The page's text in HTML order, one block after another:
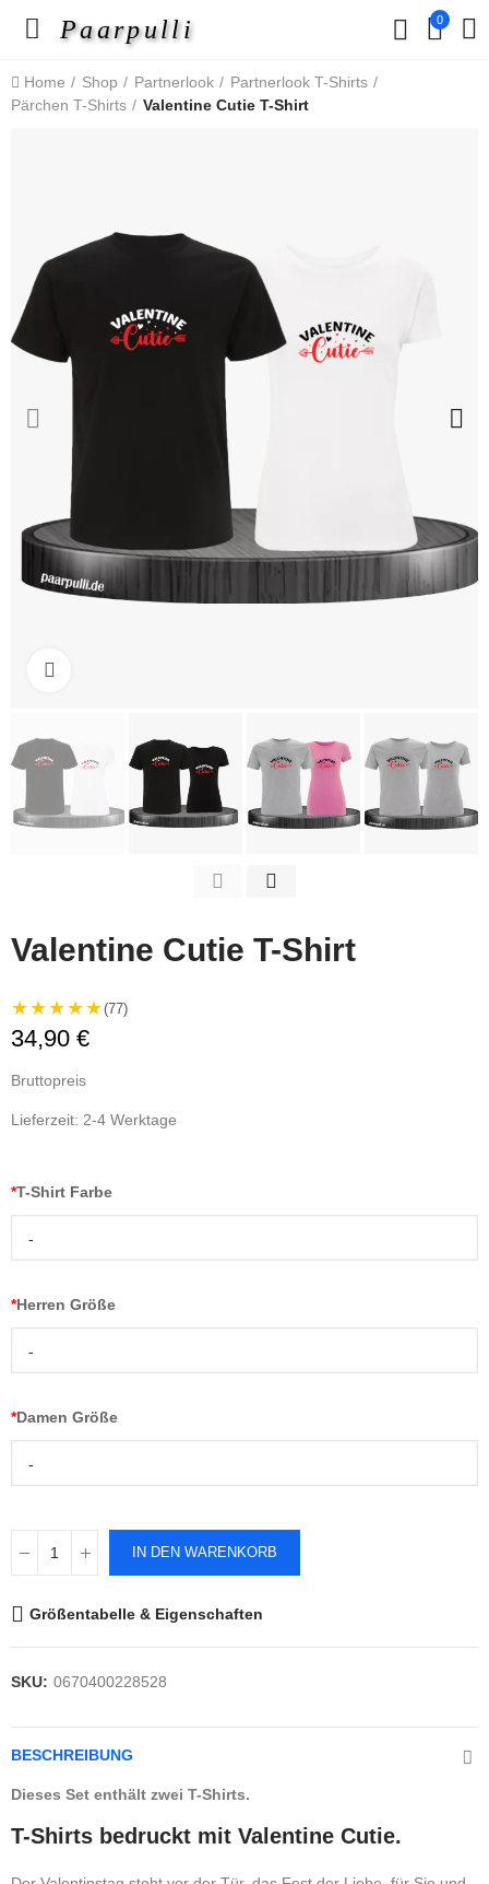
Paarpulli 0
Home Shop Partnerlook
Partnerlook T-Shirts
Pärchen T-Shirts
Valentine Cutie T-Shirt
Valentine Cutie T-Shirt
★★★★★(77)
34,90 €
Bruttopreis
Lieferzeit: 2-4 Werktage
*T-Shirt Farbe
-
*Herren Größe
-
*Damen Größe
-
IN DEN WARENKORB
Größentabelle & Eigenschaften
SKU: 0670400228528
BESCHREIBUNG
Dieses Set enthält zwei T-Shirts.
T-Shirts bedruckt mit Valentine Cutie.